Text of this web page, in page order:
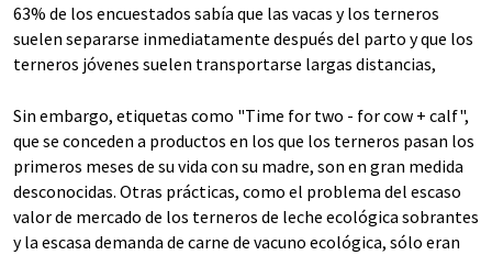
63% de los encuestados sabía que las vacas y los terneros
suelen separarse inmediatamente después del parto y que los
terneros jóvenes suelen transportarse largas distancias,
Sin embargo, etiquetas como "Time for two - for cow + calf",
que se conceden a productos en los que los terneros pasan los
primeros meses de su vida con su madre, son en gran medida
desconocidas. Otras prácticas, como el problema del escaso
valor de mercado de los terneros de leche ecológica sobrantes
y la escasa demanda de carne de vacuno ecológica, sólo eran